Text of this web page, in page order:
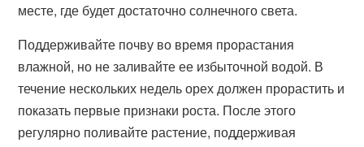
месте, где будет достаточно солнечного света.
Поддерживайте почву во время прорастания
влажной, но не заливайте ее избыточной водой. В
течение нескольких недель орех должен прорастить и
показать первые признаки роста. После этого
регулярно поливайте растение, поддерживая